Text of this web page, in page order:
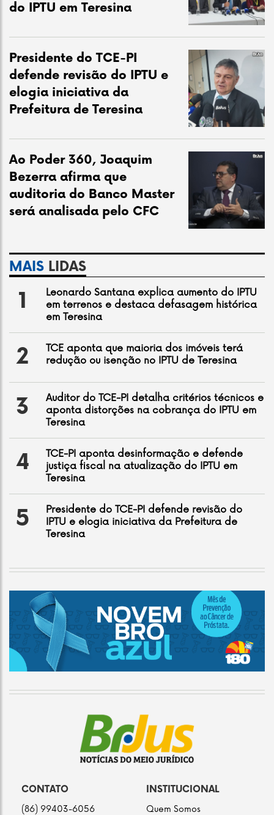
do IPTU em Teresina
Presidente do TCE-PI
defende revisão do IPTU e
elogia iniciativa da
Prefeitura de Teresina
Ao Poder 360, Joaquim
Bezerra afirma que
auditoria do Banco Master
será analisada pelo CFC
MAIS LIDAS
1
Leonardo Santana explica aumento do IPTU
em terrenos e destaca defasagem histórica
em Teresina
2
TCE aponta que maioria dos imóveis terá
redução ou isenção no IPTU de Teresina
3
Auditor do TCE-PI detalha critérios técnicos e
aponta distorções na cobrança do IPTU em
Teresina
4
TCE-PI aponta desinformação e defende
justiça fiscal na atualização do IPTU em
Teresina
5
Presidente do TCE-PI defende revisão do
IPTU e elogia iniciativa da Prefeitura de
Teresina
CONTATO
(86) 99403-6056
INSTITUCIONAL
Quem Somos